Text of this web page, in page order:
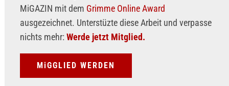
MiGAZIN mit dem Grimme Online Award
ausgezeichnet. Unterstüzte diese Arbeit und verpasse
nichts mehr: Werde jetzt Mitglied.
MiGGLIED WERDEN